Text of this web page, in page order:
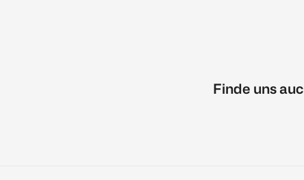
Finde uns